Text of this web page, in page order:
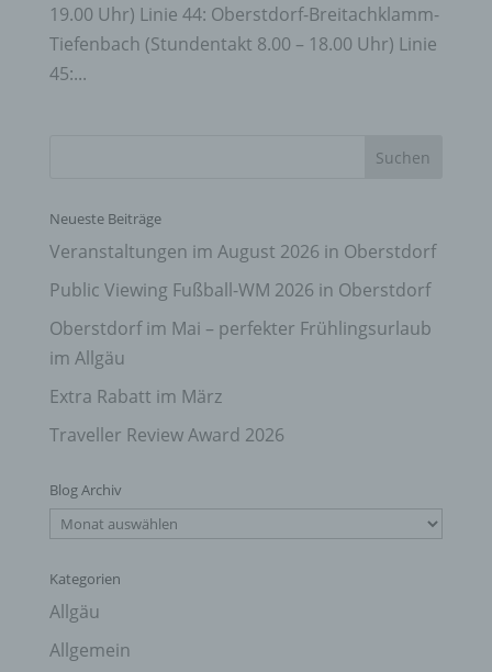
19.00 Uhr) Linie 44: Oberstdorf-Breitachklamm-
Tiefenbach (Stundentakt 8.00 – 18.00 Uhr) Linie
45:...
Neueste Beiträge
Veranstaltungen im August 2026 in Oberstdorf
Public Viewing Fußball-WM 2026 in Oberstdorf
Oberstdorf im Mai – perfekter Frühlingsurlaub
im Allgäu
Extra Rabatt im März
Traveller Review Award 2026
Blog Archiv
Blog
Kategorien
Allgäu
Allgemein